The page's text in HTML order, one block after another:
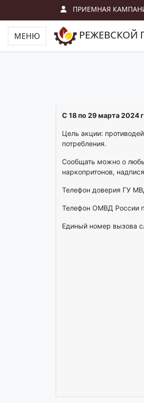
ПРИЕМНАЯ
МЕНЮ РЕЖЕВСКОЙ
С 18 по 29 марта 2024
Цель акции:
Сообщать можно о
наркопритонов,
Телефон доверия ГУ
Телефон ОМВД России
Единый номер вызова